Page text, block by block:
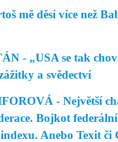
mě děsí více než
- „USA se tak
a svědectví
- Největší
Bojkot
Anebo Texit či